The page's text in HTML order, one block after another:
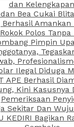
dan
Bea Cukai
Berhasil
Polos
Pimpin
Ilegal Diduga
APE Berhasil
Kini Kasusnya
Pemeriksaan
Sekitar Dan
KEDIRI Bagikan